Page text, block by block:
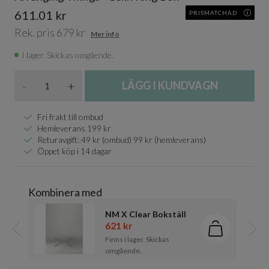
611.01 kr PRISMATCHAD
Rek. pris 679 kr Mer info
I lager. Skickas omgående.
- + LÄGG I KUNDVAGN
Fri frakt till ombud
Hemleverans 199 kr
Returavgift: 49 kr (ombud) 99 kr (hemleverans)
Öppet köp i 14 dagar
Kombinera med
NM X Clear Bokställ
621 kr
Finns i lager. Skickas
omgående.
Lägg i